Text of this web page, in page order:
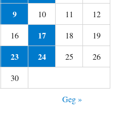
9 10 11
12
16 17 18 19
23 24 25
26
30
Geg »